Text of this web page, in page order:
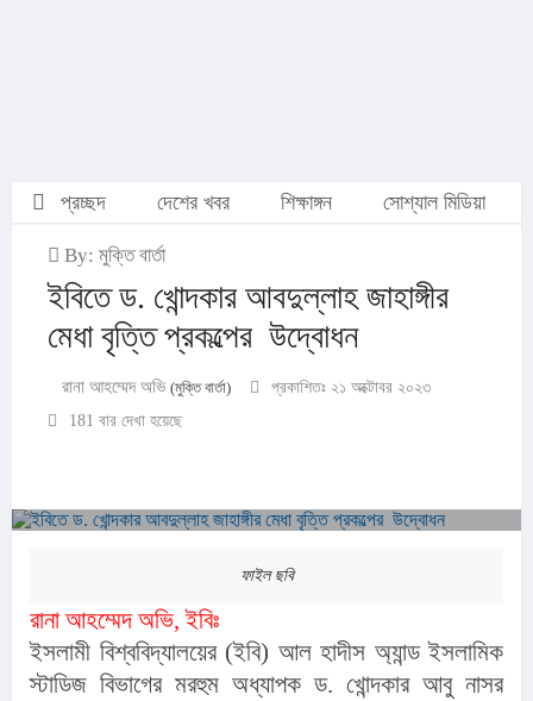
প্রচ্ছদ দেশের খবর শিক্ষাঙ্গন সোশ্যাল মিডিয়া
By: মুক্তি বার্তা
ইবিতে ড. খোন্দকার আবদুল্লাহ জাহাঙ্গীর
মেধা বৃত্তি প্রকল্পের উদ্বোধন
রানা আহম্মেদ অভি (মুক্তি বার্তা)
প্রকাশিতঃ ২১ অক্টোবর ২০২৩
181 বার দেখা হয়েছে
ফাইল ছবি
রানা আহম্মেদ অভি, ইবিঃ
ইসলামী বিশ্ববিদ্যালয়ের (ইবি) আল হাদীস অ্যান্ড ইসলামিক
স্টাডিজ বিভাগের মরহুম অধ্যাপক ড. খোন্দকার আবু নাসর